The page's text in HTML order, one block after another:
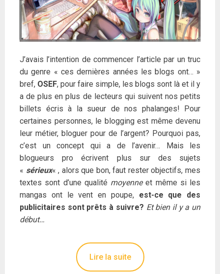
J’avais l’intention de commencer l’article par un truc
du genre « ces dernières années les blogs ont… »
bref, OSEF, pour faire simple, les blogs sont là et il y
a de plus en plus de lecteurs qui suivent nos petits
billets écris à la sueur de nos phalanges! Pour
certaines personnes, le blogging est même devenu
leur métier, bloguer pour de l’argent? Pourquoi pas,
c’est un concept qui a de l’avenir… Mais les
blogueurs pro écrivent plus sur des sujets
« sérieux« , alors que bon, faut rester objectifs, mes
textes sont d’une qualité moyenneet même si les
mangas ont le vent en poupe, est-ce que des
publicitaires sont prêts à suivre? Et bien il y a un
début…
Lire la suite